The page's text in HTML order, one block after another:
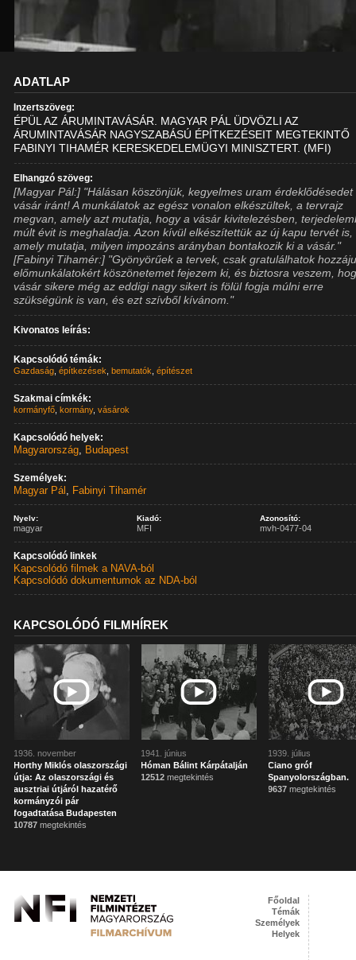
ADATLAP
Inzertszöveg:
ÉPÜL AZ ÁRUMINTAVÁSÁR. MAGYAR PÁL ÜDVÖZLI AZ
ÁRUMINTAVÁSÁR NAGYSZABÁSÚ ÉPÍTKEZÉSEIT MEGTEKINTŐ
FABINYI TIHAMÉR KERESKEDELEMÜGYI MINISZTERT. (MFI)
Elhangzó szöveg:
[Magyar Pál:] "Hálásan köszönjük, kegyelmes uram érdeklődésedet
vásár iránt! A munkálatok az egész vonalon elkészültek, a tervrajz
megvan, amely azt mutatja, hogy a vásár kivitelezésben,
múlt évit is meghaladja. Azon kívül elkészítettük az új kapu tervét is,
amely mutatja, milyen impozáns arányban bontakozik ki a vásár."
[Fabinyi Tihamér:] "Gyönyörűek a tervek, csak gratulálhatok
előmunkálatokért köszönetemet fejezem ki, és biztosra veszem,
vásár sikere még az eddigi nagy sikert is fölül fogja múlni erre
szükségünk is van, és ezt szívből kívánom."
Kivonatos leírás:
Kapcsolódó témák:
Gazdaság ,építkezések ,bemutatók ,építészet
Szakmai címkék:
kormányfő ,kormány,vásárok
Kapcsolódó helyek:
Magyarország, Budapest
Személyek:
Magyar Pál , Fabinyi Tihamér
Nyelv:
magyar
Kiadó:
MFI
Azonosító:
mvh-0477-04
Kapcsolódó linkek
Kapcsolódó filmek a NAVA-ból
Kapcsolódó dokumentumok az NDA-ból
KAPCSOLÓDÓ FILMHÍREK
1936. november
Horthy Miklós olaszországi
útja: Az olaszországi és
ausztriai útjáról hazatérő
kormányzói pár
fogadtatása Budapesten
10787 megtekintés
1941. június
Hóman Bálint Kárpátalján
12512 megtekintés
1939. július
Ciano gróf
Spanyolországban.
9637 megtekintés
Főoldal
Témák
Személyek
Helyek